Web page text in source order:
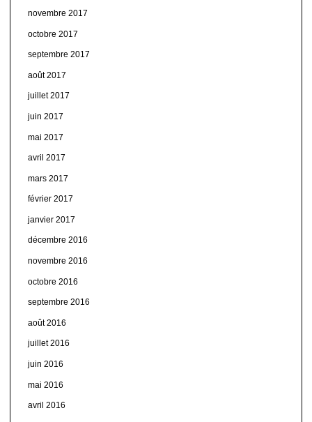
novembre 2017
octobre 2017
septembre 2017
août 2017
juillet 2017
juin 2017
mai 2017
avril 2017
mars 2017
février 2017
janvier 2017
décembre 2016
novembre 2016
octobre 2016
septembre 2016
août 2016
juillet 2016
juin 2016
mai 2016
avril 2016